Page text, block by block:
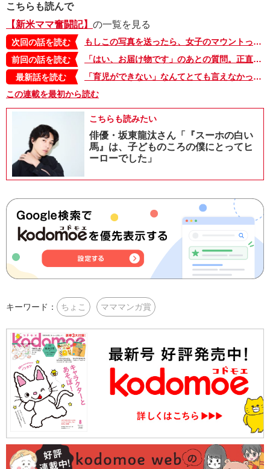
こちらも読んで
【新米ママ奮闘記】 の一覧を見る
次回の話を読む
もしこの写真を送ったら、女子のマウントってやつになるのかな…【新米ママ奮闘日記・15】
前回の話を読む
「はい、お届け物です」のあとの質問。正直に言う？ どう答える？【新米ママ奮闘日記・13】
最新話を読む
「育児ができない」なんてとても言えなかった、孤独で辛かった産前・産後。5年後に振り返って思うこと【新米ママ奮闘日記・56】
この連載を最初から読む
こちらも読みたい
俳優・坂東龍汰さん「『スーホの白い
馬』は、子どものころの僕にとってヒ
ーローでした」
キーワード： ちょこ マママンガ賞